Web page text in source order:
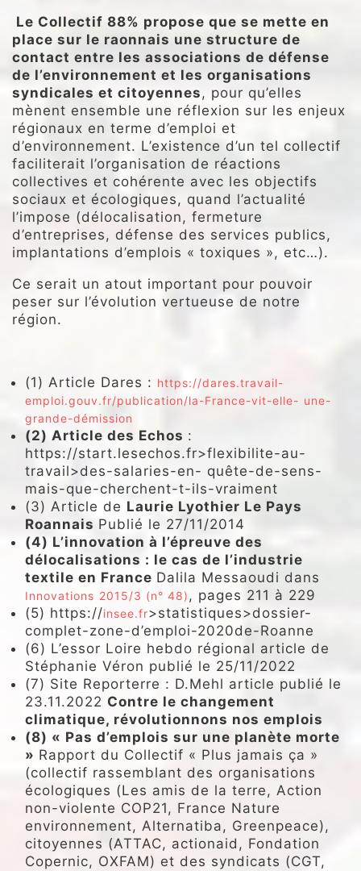
Le Collectif 88% propose que se mette en
place sur le raonnais une structure de
contact entre les associations de défense
de l’environnement et les organisations
syndicales et citoyennes, pour qu’elles
mènent ensemble une réflexion sur les enjeux
régionaux en terme d’emploi et
d’environnement. L’existence d’un tel collectif
faciliterait l’organisation de réactions
collectives et cohérente avec les objectifs
sociaux et écologiques, quand l’actualité
l’impose (délocalisation, fermeture
d’entreprises, défense des services publics,
implantations d’emplois « toxiques », etc…).
Ce serait un atout important pour pouvoir
peser sur l’évolution vertueuse de notre
région.
(1) Article Dares : https://dares.travail-
emploi.gouv.fr/publication/la-France-vit-elle- une-
grande-démission
(2) Article des Echos :
https://start.lesechos.fr>flexibilite-au-
travail>des-salaries-en- quête-de-sens-
mais-que-cherchent-t-ils-vraiment
(3) Article de Laurie Lyothier Le Pays
Roannais Publié le 27/11/2014
(4) L’innovation à l’épreuve des
délocalisations : le cas de l’industrie
textile en France Dalila Messaoudi dans
Innovations 2015/3 (n° 48), pages 211 à 229
(5) https://insee.fr>statistiques>dossier-
complet-zone-d’emploi-2020de-Roanne
(6) L’essor Loire hebdo régional article de
Stéphanie Véron publié le 25/11/2022
(7) Site Reporterre : D.Mehl article publié le
23.11.2022 Contre le changement
climatique, révolutionnons nos emplois
(8) « Pas d’emplois sur une planète morte
» Rapport du Collectif « Plus jamais ça »
(collectif rassemblant des organisations
écologiques (Les amis de la terre, Action
non-violente COP21, France Nature
environnement, Alternatiba, Greenpeace),
citoyennes (ATTAC, actionaid, Fondation
Copernic, OXFAM) et des syndicats (CGT,